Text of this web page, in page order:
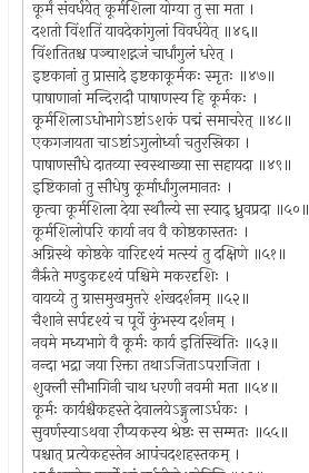
कूर्मं संवर्धयेत् कूर्मशिला योग्या तु सा मता ।
दशतो विंशतिं यावदेकांगुलां विवर्धयेत् ॥४६॥
विंशतितश्च पञ्चाशद्गजं चार्धांगुलं धरेत् ।
इष्टकानां तु प्रासादे इष्टकाकूर्मकः स्मृतः ॥४७॥
पाषाणानां मन्दिरादौ पाषाणस्य हि कूर्मकः ।
कूर्मशिलाऽधोभागेऽष्टांऽशकं पद्मं समाचरेत् ॥४८॥
एकगजायता चाऽष्टांऽगुलोर्ध्वा चतुरस्रिका ।
पाषाणसौधे दातव्या स्वस्थाख्या सा सहायदा ॥४९॥
इष्टिकानां तु सौधेषु कूर्मार्धांगुलमानतः ।
कृत्वा कूर्मशिला देया स्थौल्ये सा स्याद् ध्रुवप्रदा ॥५०॥
कूर्मशिलोपरि कार्या नव वै कोष्ठकास्ततः ।
अग्निस्थे कोष्ठके वारिदृश्यं मत्स्यं तु दक्षिणे ॥५१॥
नैर्ऋते मण्डुकदृश्यं पश्चिमे मकरदृशिः ।
वायव्ये तु ग्रासमुखमुत्तरे शंखदर्शनम् ॥५२॥
चैशाने सर्पदृश्यं च पूर्वे कुंभस्य दर्शनम् ।
नवमे मध्यभागे वै कूर्मः कार्य इतिस्थितिः ॥५३॥
नन्दा भद्रा जया रिक्ता तथाऽजिताऽपराजिता ।
शुक्लौ सौभागिनी चाथ धरणी नवमी मता ॥५४॥
कूर्मः कार्यश्चैकहस्ते देवालयेऽङ्गुलाऽर्धकः ।
सुवर्णस्याऽथवा रौप्यकस्य श्रेष्ठः स सम्मतः ॥५५॥
पश्चात् प्रत्येकहस्तेन आपंचदशहस्तकम् ।